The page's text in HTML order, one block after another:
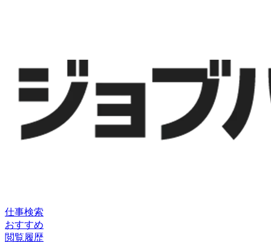
仕事検索
おすすめ
閲覧履歴